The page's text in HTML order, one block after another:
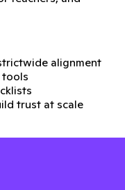
alignment
tools
trust at scale